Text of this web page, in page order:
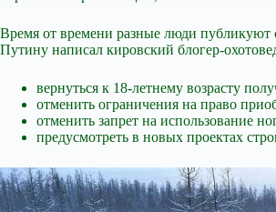
Время от времени разные люди публикуют
Путину написал кировский блогер-
вернуться к 18-летнему возрасту
отменить ограничения на право
отменить запрет на использование
предусмотреть в новых проектах